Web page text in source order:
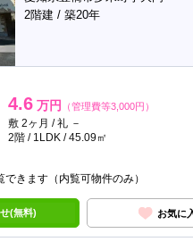
2階建 / 築20年
4.6 万円 （管理費等3,000円）
敷 2ヶ月 / 礼 －
2階 / 1LDK / 45.09㎡
できます（内覧可物件のみ）
(無料) お気に